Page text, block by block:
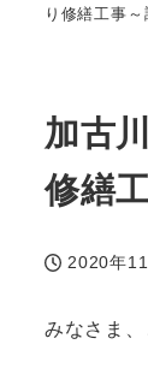
り修繕工事～
加古
修繕
投稿日
2020年
みなさま、